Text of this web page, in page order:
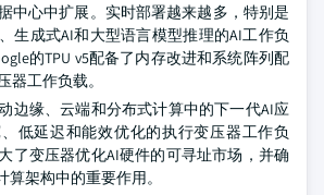
中心中扩展。实时部署越来越多，特别是
生成式AI和大型语言模型推理的AI工作负
的TPU v5配备了内存改进和系统阵列配
器工作负载。
边缘、云端和分布式计算中的下一代AI应
低延迟和能效优化的执行变压器工作负
了变压器优化AI硬件的可寻址市场，并确
算架构中的重要作用。